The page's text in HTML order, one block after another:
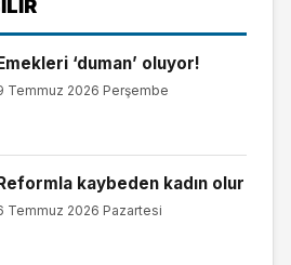
‘duman’ oluyor!
Temmuz 2026 Perşembe
kaybeden kadın olur
Temmuz 2026 Pazartesi